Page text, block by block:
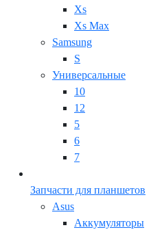
Xs
Xs Max
Samsung
S
Универсальные
10
12
5
6
7
Запчасти для планшетов
Asus
Аккумуляторы